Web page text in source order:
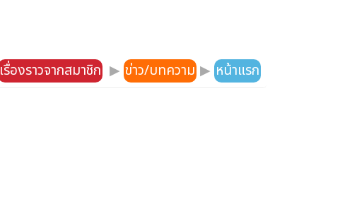
เรื่องราวจากสมาชิก ▶ ข่าว/บทความ ▶ หน้าแรก